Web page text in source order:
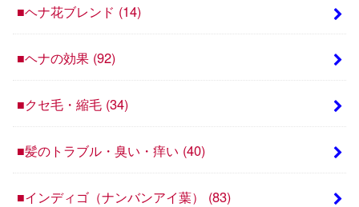
■ヘナ花ブレンド (14)
■ヘナの効果 (92)
■クセ毛・縮毛 (34)
■髪のトラブル・臭い・痒い (40)
■インディゴ（ナンバンアイ葉） (83)